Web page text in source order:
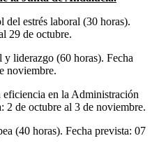
estrés laboral (30 horas).
29 de octubre.
liderazgo (60 horas). Fecha
noviembre.
en la Administración
2 de octubre al 3 de noviembre.
(40 horas). Fecha prevista: 07